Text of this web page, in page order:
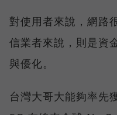
對使用者來說，網路
信業者來說，則是資
與優化。
台灣大哥大能夠率先